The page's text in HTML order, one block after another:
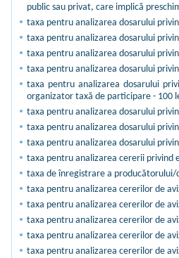
public sau privat, care implică
taxa pentru analizarea dosarului
taxa pentru analizarea dosarului
taxa pentru analizarea dosarului
taxa pentru analizarea dosarului
taxa pentru analizarea dosarului
organizator taxă de participare - 100
taxa pentru analizarea dosarului
taxa pentru analizarea dosarului
taxa pentru analizarea dosarului
taxa pentru analizarea cererii privind
taxa de înregistrare a
taxa pentru analizarea cererilor de
taxa pentru analizarea cererilor de
taxa pentru analizarea cererilor de
taxa pentru analizarea cererilor de
taxa pentru analizarea cererilor de